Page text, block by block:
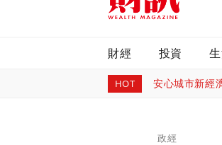
財經 投資
HOT 安心城市新經
政經